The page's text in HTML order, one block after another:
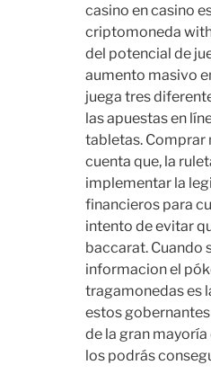
casino en casino
criptomoneda
del potencial de
aumento masivo
juega tres
las apuestas en
tabletas. Comprar
cuenta que, la
implementar la
financieros para
intento de evitar
baccarat. Cuando
informacion el
tragamonedas es
estos
de la gran
los podrás